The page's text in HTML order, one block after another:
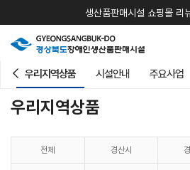
생산품판매시설 쇼핑몰 리
우리지역상품 시설안내 주요사업
우리지역상품
전체 경산시